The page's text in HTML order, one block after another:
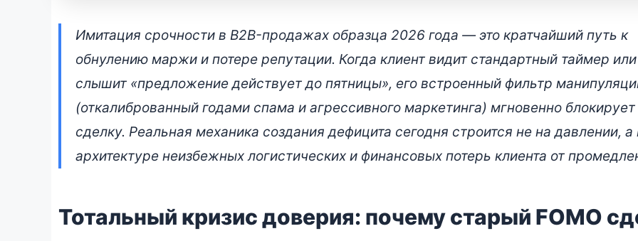
Архитектура fomo-стратегий в b2b: перехват
инициативы без манипуляций
📅 26 апреля 2026 • 👁 6 550 прочтений
Имитация срочности в B2B-продажах образца 2026 года — это кратчайший путь к
обнулению маржи и потере репутации. Когда клиент видит стандартный таймер или
слышит «предложение действует до пятницы», его встроенный фильтр
(откалиброванный годами спама и агрессивного маркетинга) мгновенно блокирует
сделку. Реальная механика создания дефицита сегодня строится не на давлении, а
архитектуре неизбежных логистических и финансовых потерь клиента от
Тотальный кризис доверия: почему старый FOMO